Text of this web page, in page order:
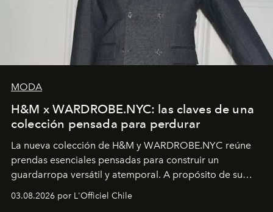
MODA
H&M x WARDROBE.NYC: las claves de una
colección pensada para perdurar
La nueva colección de H&M y WARDROBE.NYC reúne
prendas esenciales pensadas para construir un
guardarropa versátil y atemporal. A propósito de su
lanzamiento, los fundadores de la firma neoyorquina y
la asesora creativa y jefa de diseño global de la marca
03.08.2026 por L'Officiel Chile